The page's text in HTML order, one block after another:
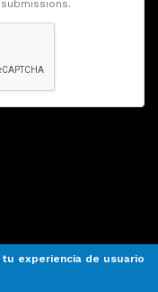
experiencia de usuario